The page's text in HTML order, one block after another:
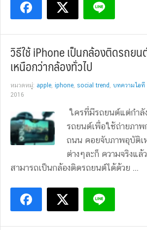
วิธีใช้ iPhone เป็นกล้องติดรถย
เหนือกว่ากล้องทั่วไป
หมวดหมู่: apple, iphone, social trend , บทความไอที
2016
ใครที่มีรถยนต์แต่กำลั
รถยนต์เพื่อใช้ถ่ายภาพ
ถนน คอยจับภาพอุบัติ
ต่างๆละก็ ความจริงแ
สามารถเป็นกล้องติดรถยนต์ได้ด้วย ...